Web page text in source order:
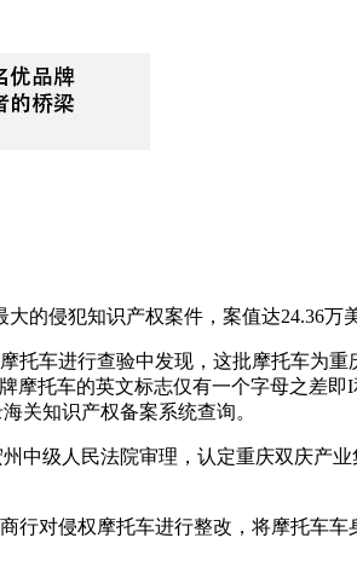
的侵犯知识产权案件，案值达24.36万
托车进行查验中发现，这批摩托车为重
摩托车的英文标志仅有一个字母之差
关知识产权备案系统查询。
中级人民法院审理，认定重庆双庆产
行对侵权摩托车进行整改，将摩托车车